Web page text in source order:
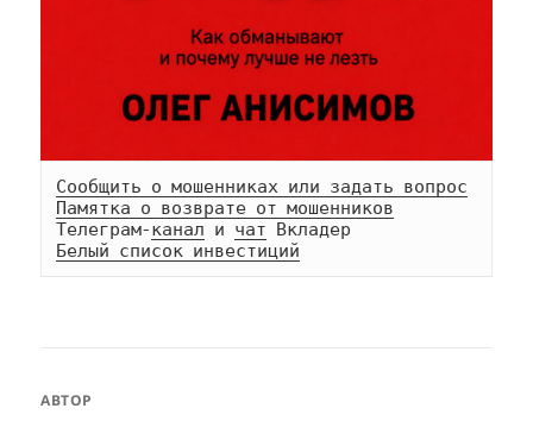
Сообщить о мошенниках или задать вопрос
Памятка о возврате от мошенников
Телеграм-канал и чат
Белый список инвестиций
АВТОР